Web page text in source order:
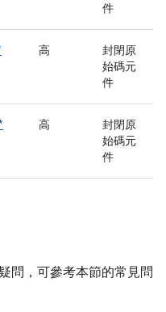
件
高
封閉原
始碼元
件
高
封閉原
始碼元
件
問，可參考本節的常見問